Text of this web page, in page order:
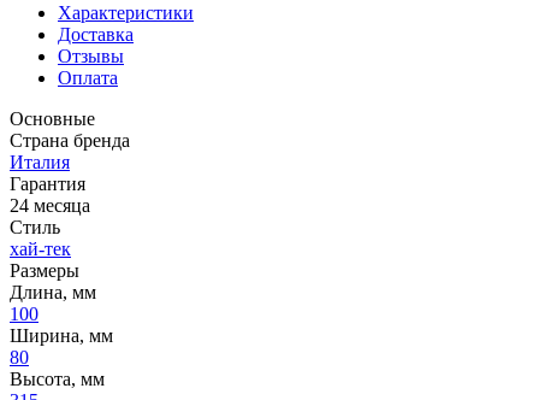
Характеристики
Доставка
Отзывы
Оплата
Основные
Страна бренда
Италия
Гарантия
24 месяца
Стиль
хай-тек
Размеры
Длина, мм
100
Ширина, мм
80
Высота, мм